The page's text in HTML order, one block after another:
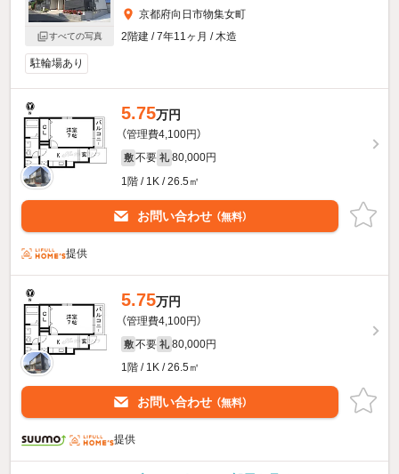
すべての写真
京都府向日市物集女町
2階建 / 7年11ヶ月 / 木造
駐輪場あり
5.75万円
（管理費4,100円）
敷 不要 礼 80,000円
1階 / 1K / 26.5㎡
お問い合わせ （無料）
提供
5.75万円
（管理費4,100円）
敷 不要 礼 80,000円
1階 / 1K / 26.5㎡
お問い合わせ （無料）
提供